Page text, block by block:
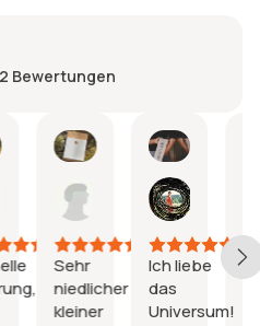
Bewertungen
10.
Mai
2026
Sehr
niedlicher
kleiner
16.
Apr.
2026
Ich liebe
das
Universum!
Ganz
Habe